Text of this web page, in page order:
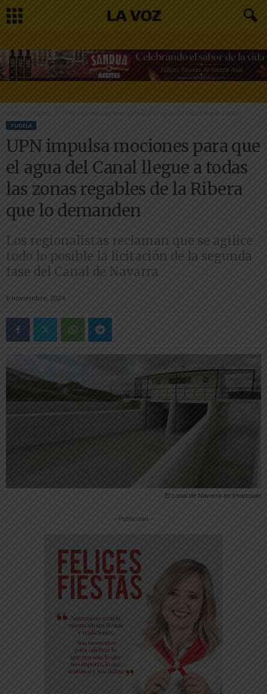
Inicio Tudela UPN impulsa mociones para que el agua del Canal llegue a todas...
TUDELA
UPN impulsa mociones para que
el agua del Canal llegue a todas
las zonas regables de la Ribera
que lo demanden
Los regionalistas reclaman que se agilice
todo lo posible la licitación de la segunda
fase del Canal de Navarra
6 noviembre, 2024
El canal de Navarra en Imarcoain
-- Publicidad --